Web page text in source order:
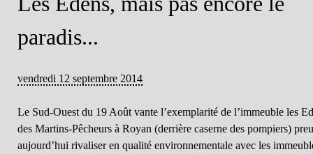
paradis...
vendredi 12 septembre 2014
Le Sud-Ouest du 19 Août vante l’exemplarité de l’immeuble les
des Martins-Pêcheurs à Royan (derrière caserne des pompiers)
aujourd’hui rivaliser en qualité environnementale avec les